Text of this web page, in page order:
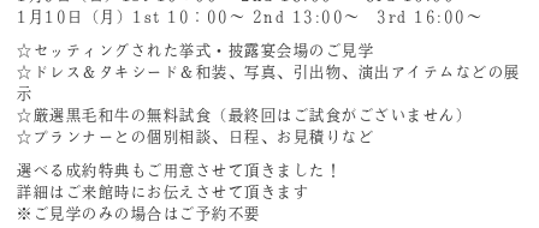
1月10日（月）1st 10：00～ 2nd 13:00～ 3rd 16:00～
☆セッティングされた挙式・披露宴会場のご見学
☆ドレス＆タキシード＆和装、写真、引出物、演出アイテムなどの展
示
☆厳選黒毛和牛の無料試食（最終回はご試食がございません）
☆プランナーとの個別相談、日程、お見積りなど
選べる成約特典もご用意させて頂きました！
詳細はご来館時にお伝えさせて頂きます
※ご見学のみの場合はご予約不要